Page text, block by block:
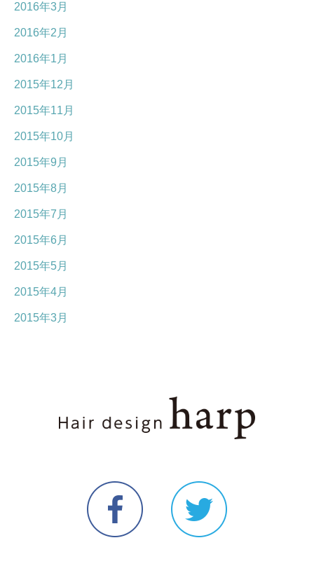
2016年3月
2016年2月
2016年1月
2015年12月
2015年11月
2015年10月
2015年9月
2015年8月
2015年7月
2015年6月
2015年5月
2015年4月
2015年3月